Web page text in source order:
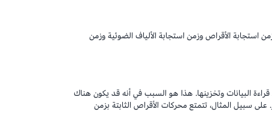
استجابة الأقراص وزمن استجابة الألياف الضوئية وزمن
البيانات وتخزينها. هذا هو السبب في أنه قد يكون هناك
سبيل المثال، تتمتع محركات الأقراص الثابتة بزمن